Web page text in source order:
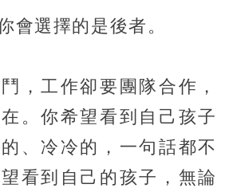
會選擇的是後者。
，工作卻要團隊合作，
。你希望看到自己孩子
、冷冷的，一句話都不
看到自己的孩子，無論